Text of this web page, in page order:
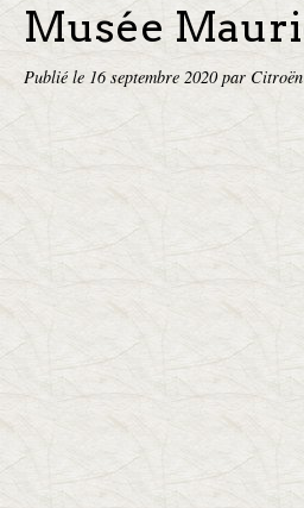
Musée
Publié le 16 septembre 2020par